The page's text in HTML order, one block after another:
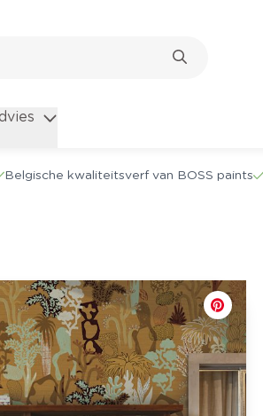
Belgische kwaliteitsverf van BOSS paints